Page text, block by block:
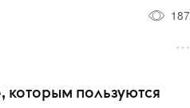
187
которым пользуются